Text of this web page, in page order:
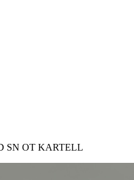
SN ОТ KARTELL